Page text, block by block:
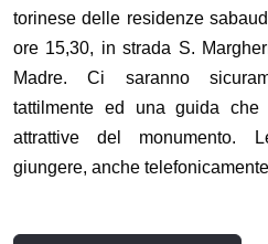
torinese delle residenze
ore 15,30, in strada S.
Madre. Ci saranno
tattilmente ed una guida
attrattive del monumento.
giungere, anche